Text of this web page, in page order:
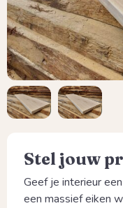
Stel jouw
Geef je interieur
een massief eiken